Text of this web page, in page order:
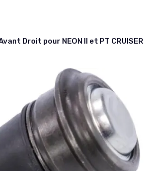
Droit pour NEON II et PT CRUISER